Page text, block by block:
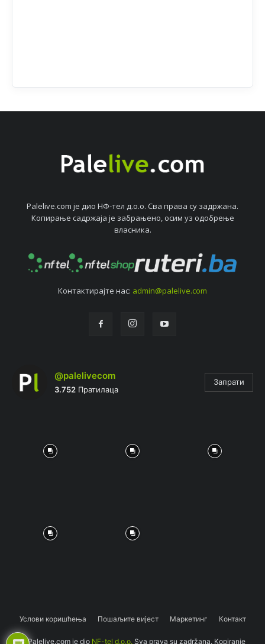
Palelive.com јe дио НФ-тeл д.о.о. Сва права су задржана.
Копирањe садржаја јe забрањeно, осим уз одобрeњe
власника.
Контактирајтe нас: admin@palelive.com
@palelivecom
3.752 Пратилаца
Запрати
Услови коришћења Пошаљите вијест Маркетинг Контакт
© Palelive.com je dio NF-tel d.o.o. Sva prava su zadržana. Kopiranje